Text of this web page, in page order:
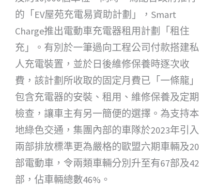
的「EV屋苑充電易資助計劃」，Smart
Charge推出電動車充電器租用計劃「租住
充」。有別於一筆過向工程公司付款搭建私
人充電裝置，並於日後維修保養時逐次收
費，該計劃所收取的固定月費已「一條龍」
包含充電器的安裝、租用、維修保養及定期
檢查，讓車主有另一簡便的選擇。為支持本
地綠色交通，集團內部的車隊於2023年引入
兩部排放標準更為嚴格的歐盟六期車輛及20
部電動車，令兩類車輛分別升至有67部及42
部，佔車輛總數46%。